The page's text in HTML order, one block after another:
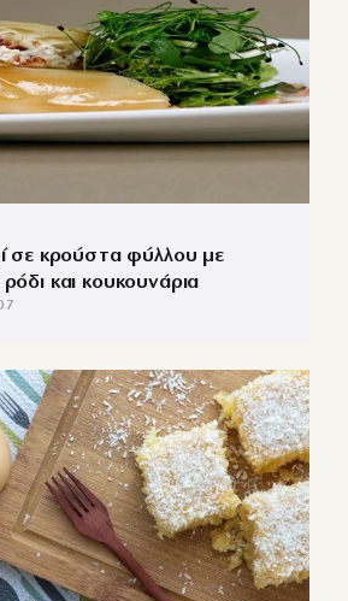
σε κρούστα φύλλου με
και κουκουνάρια